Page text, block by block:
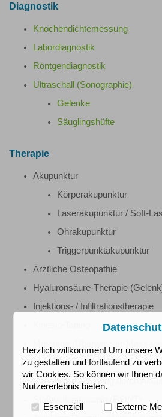
Diagnostik
Knochendichtemessung
Labordiagnostik
Röntgendiagnostik
Ultraschall (Sonographie)
Gelenke
Säuglingshüfte
Therapie
Akupunktur
Körperakupunktur
Laserakupunktur / Soft-
Ohrakupunktur
Triggerpunktakupunktur
Ärztliche Osteopathie
Hyaluronsäure-Therapie
Injektions- / Infiltrationstherapie
Neuraltherapie nach Huneke
Raucherentwöhnung durch
Herzlich willkommen! Um unsere
zu gestalten und fortlaufend zu
wir Cookies. So können wir Ihnen
Nutzererlebnis bieten.
Essenziell Externe